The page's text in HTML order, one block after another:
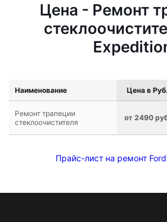
Цена - Ремонт
Наименование Цена в Руб.
Ремонт трапеции
стеклоочистителя
от 2490
Прайс-лист на ремонт